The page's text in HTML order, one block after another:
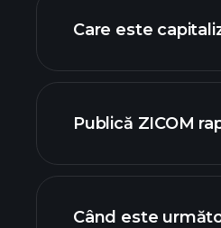
Care este
Publică ZICOM
Când este